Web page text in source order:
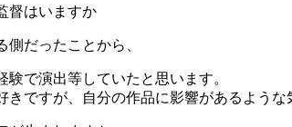
督はいますか
だったことから、
で演出等していたと思います。
きですが、自分の作品に影響があるような